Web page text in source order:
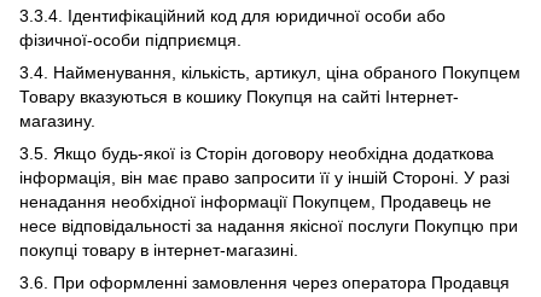
3.3.4. Ідентифікаційний код для юридичної особи або
фізичної-особи підприємця.
3.4. Найменування, кількість, артикул, ціна обраного Покупцем
Товару вказуються в кошику Покупця на сайті Інтернет-
магазину.
3.5. Якщо будь-якої із Сторін договору необхідна додаткова
інформація, він має право запросити її у іншій Стороні. У разі
ненадання необхідної інформації Покупцем, Продавець не
несе відповідальності за надання якісної послуги Покупцю при
покупці товару в інтернет-магазині.
3.6. При оформленні замовлення через оператора Продавця